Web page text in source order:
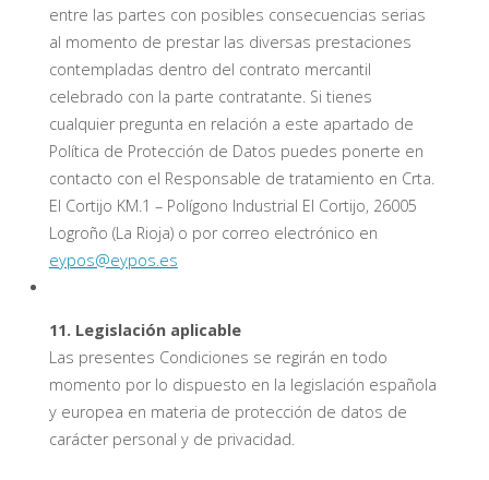
entre las partes con posibles consecuencias serias
al momento de prestar las diversas prestaciones
contempladas dentro del contrato mercantil
celebrado con la parte contratante. Si tienes
cualquier pregunta en relación a este apartado de
Política de Protección de Datos puedes ponerte en
contacto con el Responsable de tratamiento en Crta.
El Cortijo KM.1 – Polígono Industrial El Cortijo, 26005
Logroño (La Rioja) o por correo electrónico en
eypos@eypos.es
11. Legislación aplicable
Las presentes Condiciones se regirán en todo
momento por lo dispuesto en la legislación española
y europea en materia de protección de datos de
carácter personal y de privacidad.